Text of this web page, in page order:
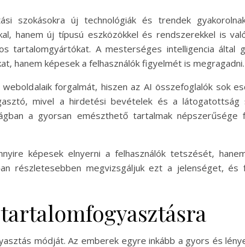
szokásokra új technológiák és trendek
hanem új típusú eszközökkel és rendszerekkel is
tartalomgyártókat. A mesterséges intelligencia által
hanem képesek a felhasználók figyelmét is megragadni.
forgalmát, hiszen az AI összefoglalók sok
mivel a hirdetési bevételek és a látogatottság
a gyorsan emészthető tartalmak népszerűsége
képesek elnyerni a felhasználók tetszését,
részletesebben megvizsgáljuk ezt a jelenséget, és
módját. Az emberek egyre inkább a gyors és